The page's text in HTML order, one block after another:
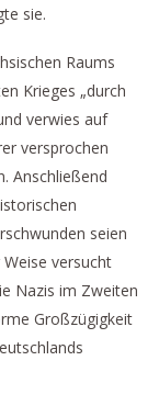
sie.
Raums
Krieges „durch
verwies auf
versprochen
Anschließend
seien
versucht
Nazis im Zweiten
Großzügigkeit